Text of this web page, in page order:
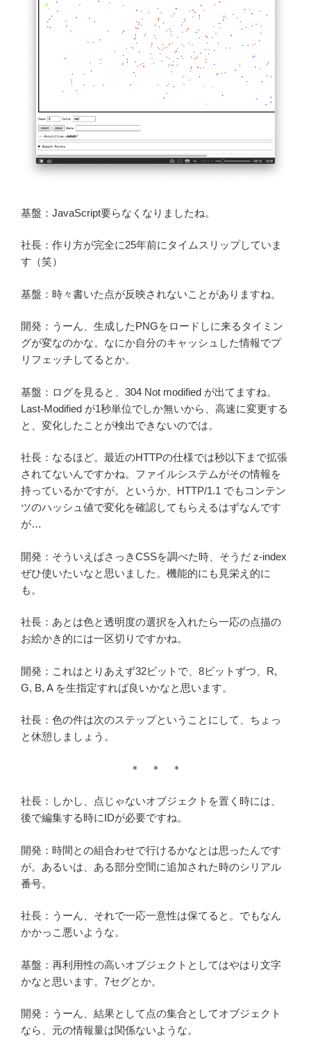
基盤：JavaScript要らなくなりましたね。
社長：作り方が完全に25年前にタイムスリップしていま
す（笑）
基盤：時々書いた点が反映されないことがありますね。
開発：うーん、生成したPNGをロードしに来るタイミン
グが変なのかな。なにか自分のキャッシュした情報でプ
リフェッチしてるとか。
基盤：ログを見ると、304 Not modified が出てますね。
Last-Modified が1秒単位でしか無いから、高速に変更する
と、変化したことが検出できないのでは。
社長：なるほど。最近のHTTPの仕様では秒以下まで拡張
されてないんですかね。ファイルシステムがその情報を
持っているかですが。というか、HTTP/1.1 でもコンテン
ツのハッシュ値で変化を確認してもらえるはずなんです
が…
開発：そういえばさっきCSSを調べた時、そうだ z-index
ぜひ使いたいなと思いました。機能的にも見栄え的に
も。
社長：あとは色と透明度の選択を入れたら一応の点描の
お絵かき的には一区切りですかね。
開発：これはとりあえず32ビットで、8ビットずつ、R,
G, B, A を生指定すれば良いかなと思います。
社長：色の件は次のステップということにして、ちょっ
と休憩しましょう。
＊ ＊ ＊
社長：しかし、点じゃないオブジェクトを置く時には、
後で編集する時にIDが必要ですね。
開発：時間との組合わせで行けるかなとは思ったんです
が。あるいは、ある部分空間に追加された時のシリアル
番号。
社長：うーん、それで一応一意性は保てると。でもなん
かかっこ悪いような。
基盤：再利用性の高いオブジェクトとしてはやはり文字
かなと思います。7セグとか。
開発：うーん、結果として点の集合としてオブジェクト
なら、元の情報量は関係ないような。